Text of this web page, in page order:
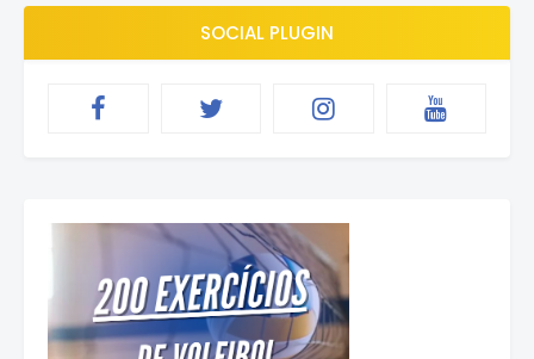
SOCIAL PLUGIN